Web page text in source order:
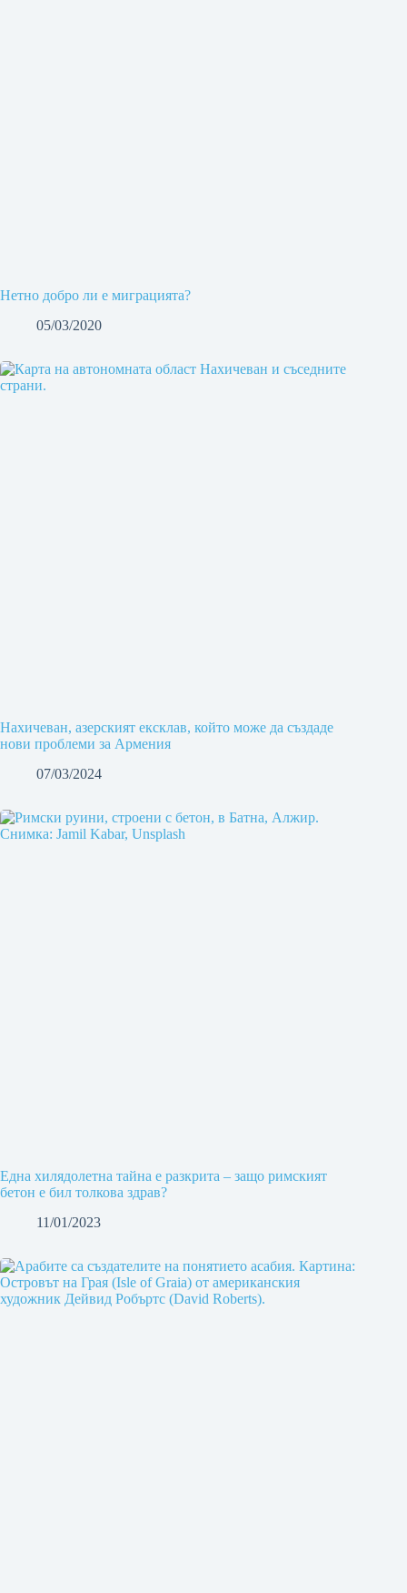
Нетно добро ли е миграцията?
05/03/2020
Нахичеван, азерският ексклав, който може да създаде
нови проблеми за Армения
07/03/2024
Една хилядолетна тайна е разкрита – защо римският
бетон е бил толкова здрав?
11/01/2023